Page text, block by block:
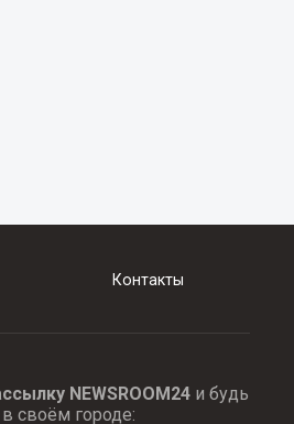
Контакты
NEWSROOM24и будь
своём городе: